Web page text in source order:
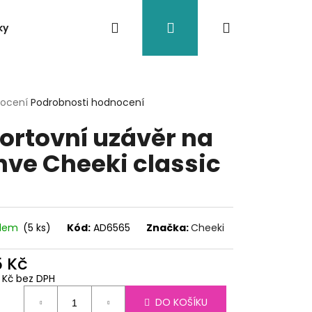
Doplňky Eko brčka
Přihlášení
Podrobnosti hodnocení
uzávěr na
Cheeki classic
(5 ks) Kód: AD6565 Značka:Cheeki
Kč
Kč bez DPH
DO KOŠÍKU
VESSEL BOULDER